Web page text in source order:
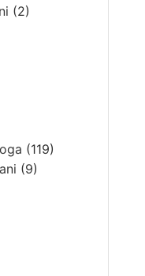
(2)
(119)
(9)